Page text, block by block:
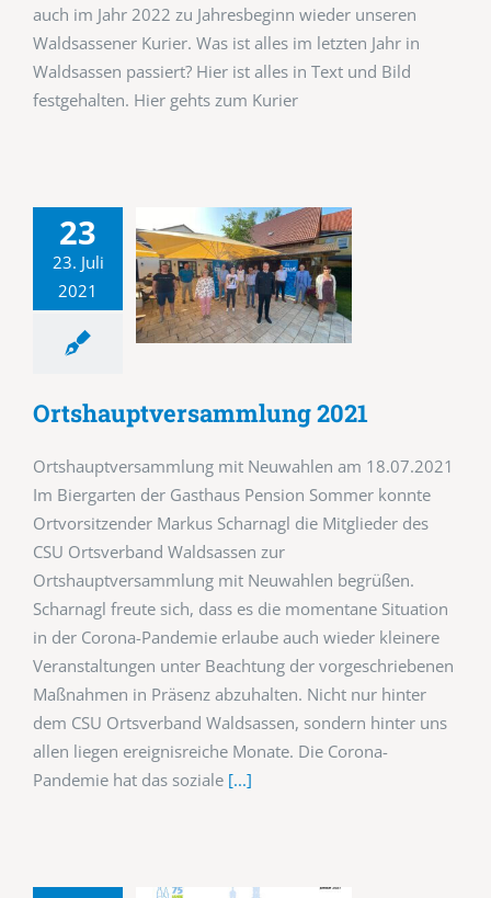
auch im Jahr 2022 zu Jahresbeginn wieder unseren
Waldsassener Kurier. Was ist alles im letzten Jahr in
Waldsassen passiert? Hier ist alles in Text und Bild
festgehalten. Hier gehts zum Kurier
23
23. Juli
2021
Ortshauptversammlung 2021
Ortshauptversammlung mit Neuwahlen am 18.07.2021
Im Biergarten der Gasthaus Pension Sommer konnte
Ortvorsitzender Markus Scharnagl die Mitglieder des
CSU Ortsverband Waldsassen zur
Ortshauptversammlung mit Neuwahlen begrüßen.
Scharnagl freute sich, dass es die momentane Situation
in der Corona-Pandemie erlaube auch wieder kleinere
Veranstaltungen unter Beachtung der vorgeschriebenen
Maßnahmen in Präsenz abzuhalten. Nicht nur hinter
dem CSU Ortsverband Waldsassen, sondern hinter uns
allen liegen ereignisreiche Monate. Die Corona-
Pandemie hat das soziale [...]